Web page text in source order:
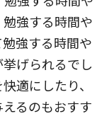
強する時間や
強する時間や
げられるでし
適にしたり、
るのもおすす